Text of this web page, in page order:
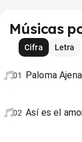
Músicas
Cifra
Letra
01 Paloma Ajena
02 Así es el